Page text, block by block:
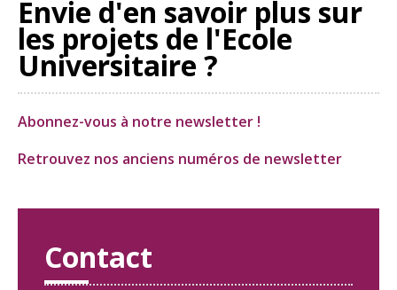
Envie d'en savoir plus sur
les projets de l'Ecole
Universitaire ?
Abonnez-vous à notre newsletter !
Retrouvez nos anciens numéros de newsletter
Contact